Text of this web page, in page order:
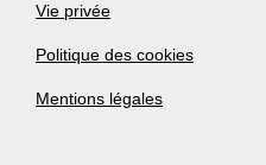
Vie privée
Politique des cookies
Mentions légales